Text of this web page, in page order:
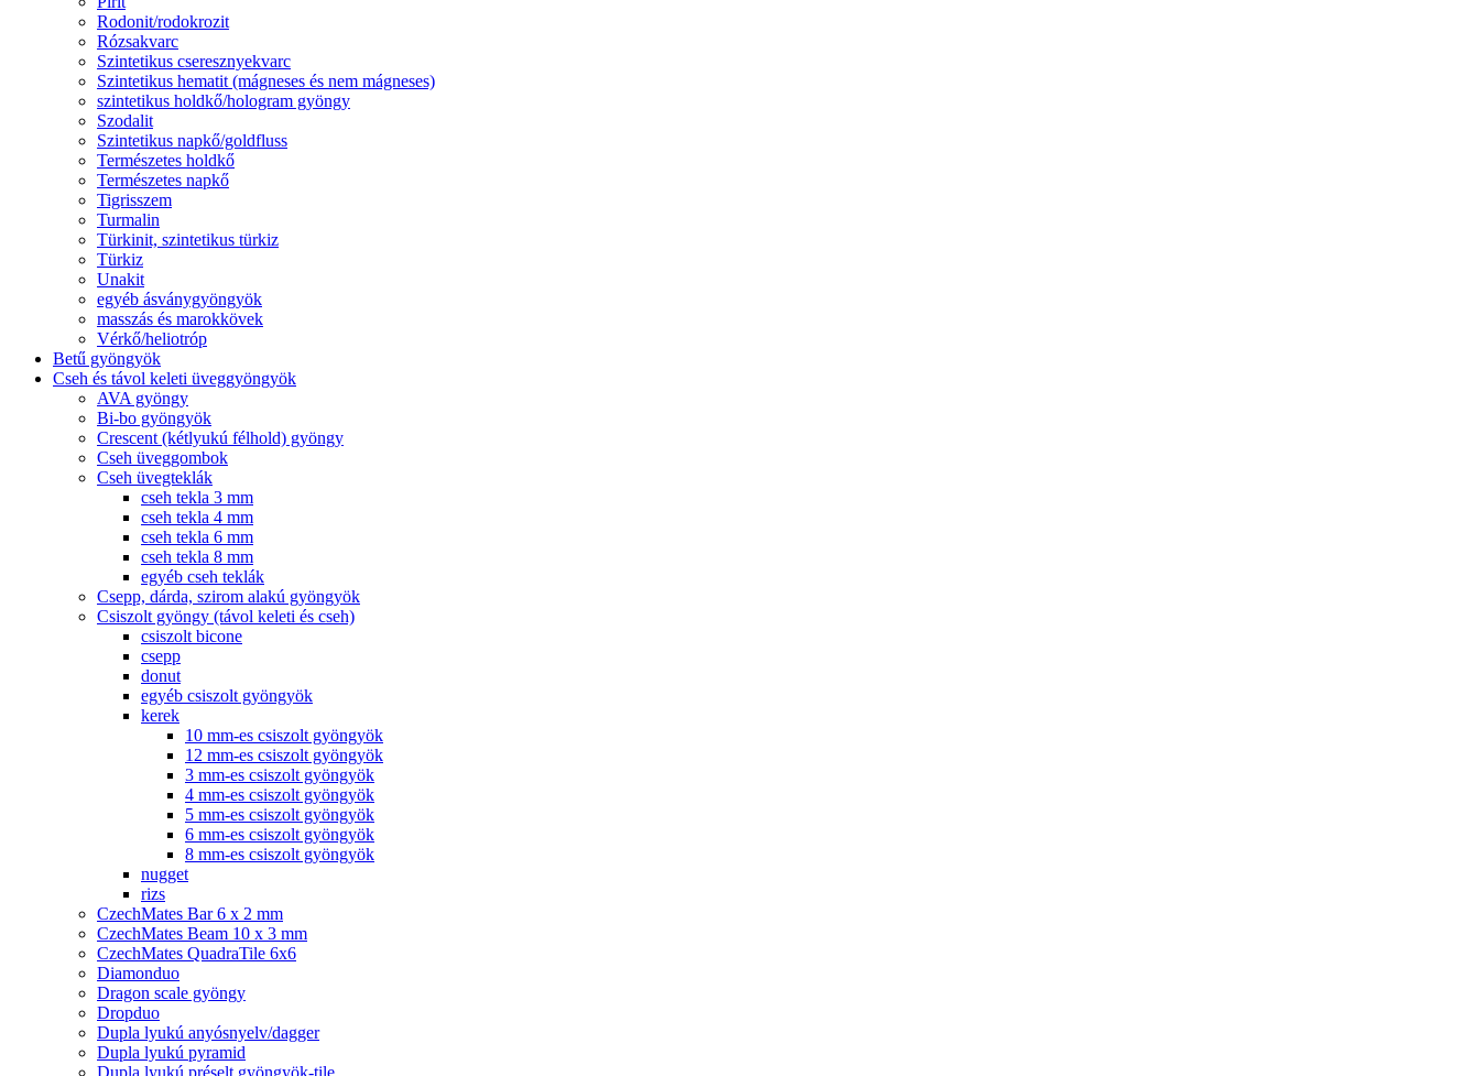
Rodonit/rodokrozit
Rózsakvarc
Szintetikus cseresznyekvarc
Szintetikus hematit (mágneses és nem mágneses)
szintetikus holdkő/hologram gyöngy
Szodalit
Szintetikus napkő/goldfluss
Természetes holdkő
Természetes napkő
Tigrisszem
Turmalin
Türkinit, szintetikus türkiz
Türkiz
Unakit
egyéb ásványgyöngyök
masszás és marokkövek
Vérkő/heliotróp
Betű gyöngyök
Cseh és távol keleti üveggyöngyök
AVA gyöngy
Bi-bo gyöngyök
Crescent (kétlyukú félhold) gyöngy
Cseh üveggombok
Cseh üvegteklák
cseh tekla 3 mm
cseh tekla 4 mm
cseh tekla 6 mm
cseh tekla 8 mm
egyéb cseh teklák
Csepp, dárda, szirom alakú gyöngyök
Csiszolt gyöngy (távol keleti és cseh)
csiszolt bicone
csepp
donut
egyéb csiszolt gyöngyök
kerek
10 mm-es csiszolt gyöngyök
12 mm-es csiszolt gyöngyök
3 mm-es csiszolt gyöngyök
4 mm-es csiszolt gyöngyök
5 mm-es csiszolt gyöngyök
6 mm-es csiszolt gyöngyök
8 mm-es csiszolt gyöngyök
nugget
rizs
CzechMates Bar 6 x 2 mm
CzechMates Beam 10 x 3 mm
CzechMates QuadraTile 6x6
Diamonduo
Dragon scale gyöngy
Dropduo
Dupla lyukú anyósnyelv/dagger
Dupla lyukú pyramid